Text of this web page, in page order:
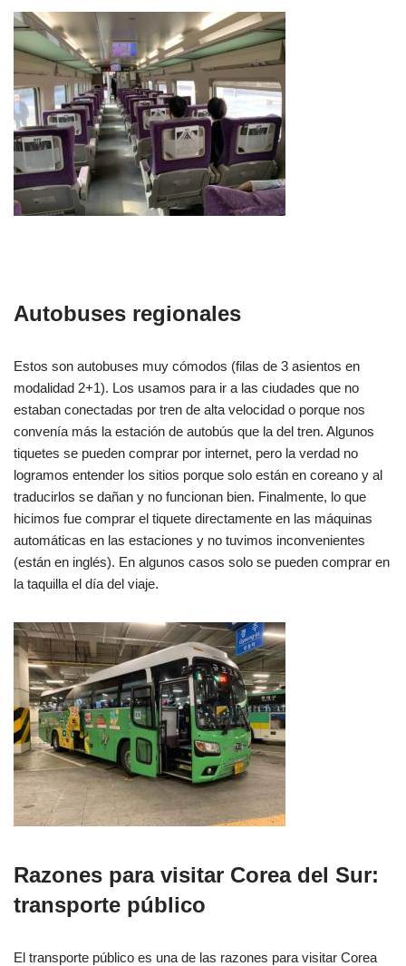
Autobuses regionales
Estos son autobuses muy cómodos (filas de 3 asientos en
modalidad 2+1). Los usamos para ir a las ciudades que no
estaban conectadas por tren de alta velocidad o porque nos
convenía más la estación de autobús que la del tren. Algunos
tiquetes se pueden comprar por internet, pero la verdad no
logramos entender los sitios porque solo están en coreano y al
traducirlos se dañan y no funcionan bien. Finalmente, lo que
hicimos fue comprar el tiquete directamente en las máquinas
automáticas en las estaciones y no tuvimos inconvenientes
(están en inglés). En algunos casos solo se pueden comprar en
la taquilla el día del viaje.
Razones para visitar Corea del Sur:
transporte público
El transporte público es una de las razones para visitar Corea